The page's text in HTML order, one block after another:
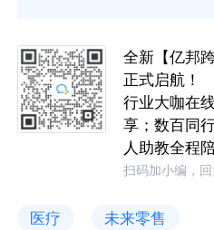
全新【亿邦
正式启航！
行业大咖在
享；数百同
人助教全程
扫码加小编，
医疗 未来零售